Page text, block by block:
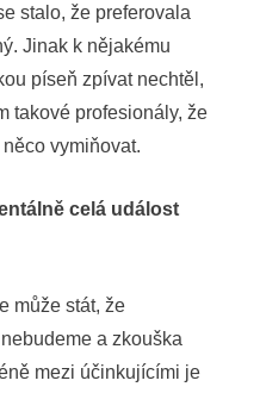
stalo, že preferovala
Jinak k nějakému
píseň zpívat nechtěl,
takové profesionály, že
vymiňovat.
celá událost
může stát, že
a zkouška
mezi účinkujícími je